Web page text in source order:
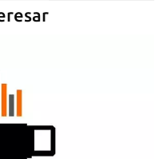
primero has de